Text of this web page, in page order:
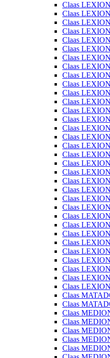
Claas
Claas
Claas
Claas
Claas
Claas
Claas
Claas
Claas
Claas
Claas
Claas
Claas
Claas
Claas
Claas
Claas
Claas
Claas
Claas
Claas
Claas
Claas
Claas
Claas
Claas
Claas
Claas
Claas
Claas
Claas
Claas
Claas
Claas
Claas
Claas
Claas
Claas
Claas
Claas